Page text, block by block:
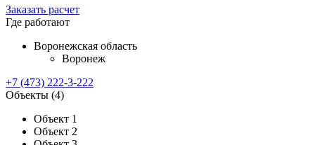
Заказать расчет
Где работают
Воронежская область
Воронеж
+7 (473) 222-3-222
Объекты (4)
Объект 1
Объект 2